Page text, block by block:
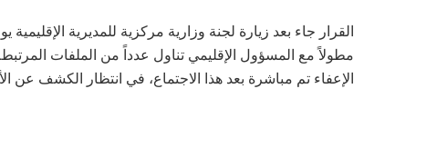
مطولاً مع المسؤول الإقليمي تناول عدداً من الملفات
الإعفاء تم مباشرة بعد هذا الاجتماع، في انتظار الكشف عن